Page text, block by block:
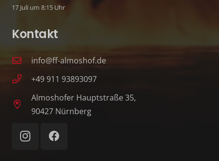
17 Juli um 8:15 Uhr
Kontakt
info@ff-almoshof.de
+49 911 93893097
Almoshofer Hauptstraße 35,
90427 Nürnberg